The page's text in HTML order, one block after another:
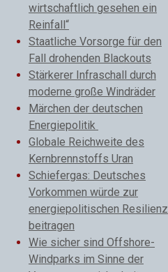
wirtschaftlich gesehen ein
Reinfall“
Staatliche Vorsorge für den
Fall drohenden Blackouts
Stärkerer Infraschall durch
moderne große Windräder
Märchen der deutschen
Energiepolitik
Globale Reichweite des
Kernbrennstoffs Uran
Schiefergas: Deutsches
Vorkommen würde zur
energiepolitischen Resilienz
beitragen
Wie sicher sind Offshore-
Windparks im Sinne der